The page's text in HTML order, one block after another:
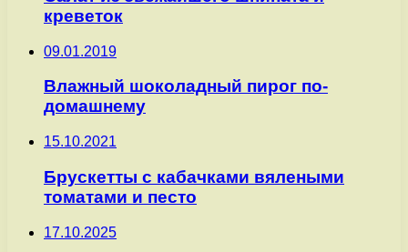
креветок
09.01.2019
Влажный шоколадный пирог по-
домашнему
15.10.2021
Брускетты с кабачками вялеными
томатами и песто
17.10.2025